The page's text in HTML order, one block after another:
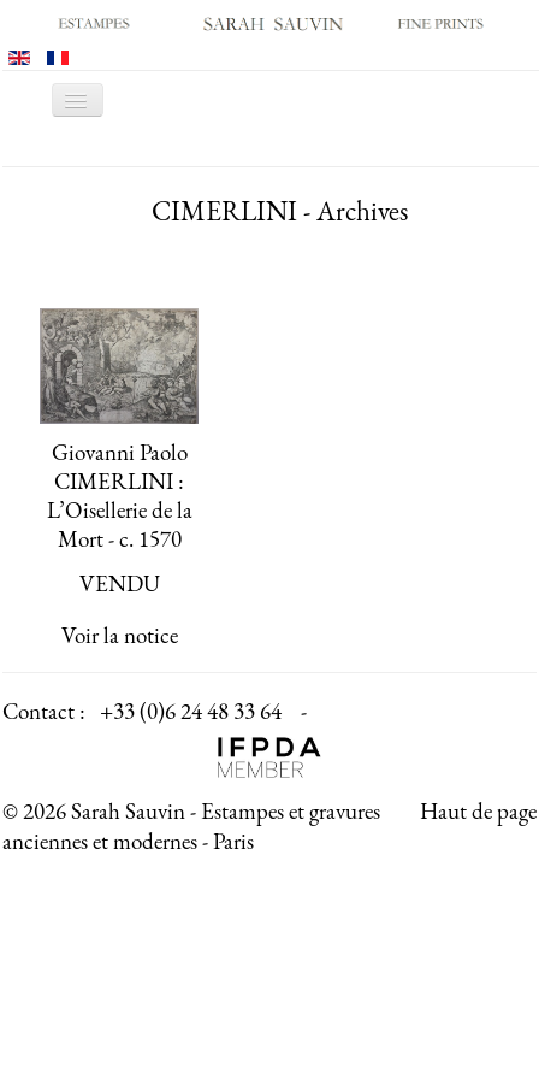
Basculer
GALERIE
ESTAMPES ANCIENNES
ESTAMPES MODERNES
ARCHIVES
ACHATS DES MUSÉES
CONTACT
CIMERLINI - Archives
Giovanni Paolo
CIMERLINI :
L’Oisellerie de la
Mort - c. 1570
VENDU
Voir la notice
Contact : +33 (0)6 24 48 33 64 -
Haut de page
© 2026 Sarah Sauvin - Estampes et gravures
anciennes et modernes - Paris